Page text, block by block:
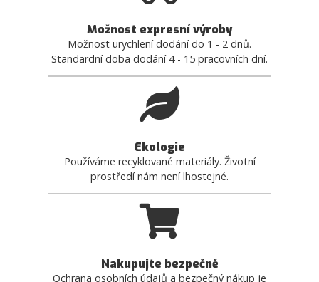
Možnost expresní výroby
Možnost urychlení dodání do 1 - 2 dnů.
Standardní doba dodání 4 - 15 pracovních dní.
Ekologie
Používáme recyklované materiály. Životní
prostředí nám není lhostejné.
Nakupujte bezpečně
Ochrana osobních údajů a bezpečný nákup je